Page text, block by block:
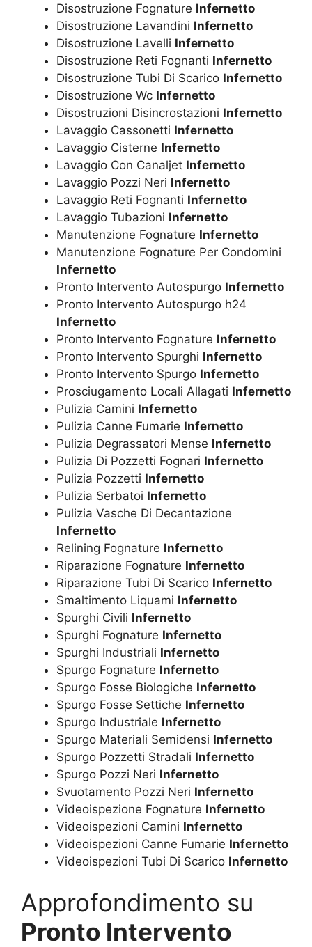
Disostruzione Fognature Infernetto
Disostruzione Lavandini Infernetto
Disostruzione Lavelli Infernetto
Disostruzione Reti Fognanti Infernetto
Disostruzione Tubi Di Scarico Infernetto
Disostruzione Wc Infernetto
Disostruzioni Disincrostazioni Infernetto
Lavaggio Cassonetti Infernetto
Lavaggio Cisterne Infernetto
Lavaggio Con Canaljet Infernetto
Lavaggio Pozzi Neri Infernetto
Lavaggio Reti Fognanti Infernetto
Lavaggio Tubazioni Infernetto
Manutenzione Fognature Infernetto
Manutenzione Fognature Per Condomini
Infernetto
Pronto Intervento Autospurgo Infernetto
Pronto Intervento Autospurgo h24
Infernetto
Pronto Intervento Fognature Infernetto
Pronto Intervento Spurghi Infernetto
Pronto Intervento Spurgo Infernetto
Prosciugamento Locali Allagati Infernetto
Pulizia Camini Infernetto
Pulizia Canne Fumarie Infernetto
Pulizia Degrassatori Mense Infernetto
Pulizia Di Pozzetti Fognari Infernetto
Pulizia Pozzetti Infernetto
Pulizia Serbatoi Infernetto
Pulizia Vasche Di Decantazione
Infernetto
Relining Fognature Infernetto
Riparazione Fognature Infernetto
Riparazione Tubi Di Scarico Infernetto
Smaltimento Liquami Infernetto
Spurghi Civili Infernetto
Spurghi Fognature Infernetto
Spurghi Industriali Infernetto
Spurgo Fognature Infernetto
Spurgo Fosse Biologiche Infernetto
Spurgo Fosse Settiche Infernetto
Spurgo Industriale Infernetto
Spurgo Materiali Semidensi Infernetto
Spurgo Pozzetti Stradali Infernetto
Spurgo Pozzi Neri Infernetto
Svuotamento Pozzi Neri Infernetto
Videoispezione Fognature Infernetto
Videoispezioni Camini Infernetto
Videoispezioni Canne Fumarie Infernetto
Videoispezioni Tubi Di Scarico Infernetto
Approfondimento su
Pronto Intervento